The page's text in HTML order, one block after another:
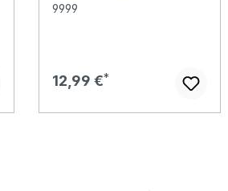
9999
Regulärer Preis:
12,99 €